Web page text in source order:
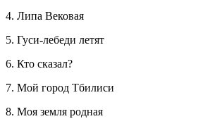
4. Липа Вековая
5. Гуси-лебеди летят
6. Кто сказал?
7. Мой город Тбилиси
8. Моя земля родная